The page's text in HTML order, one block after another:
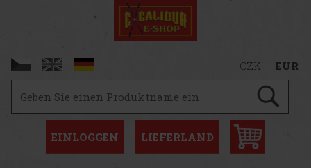
CZK EUR
EINLOGGEN LIEFERLAND